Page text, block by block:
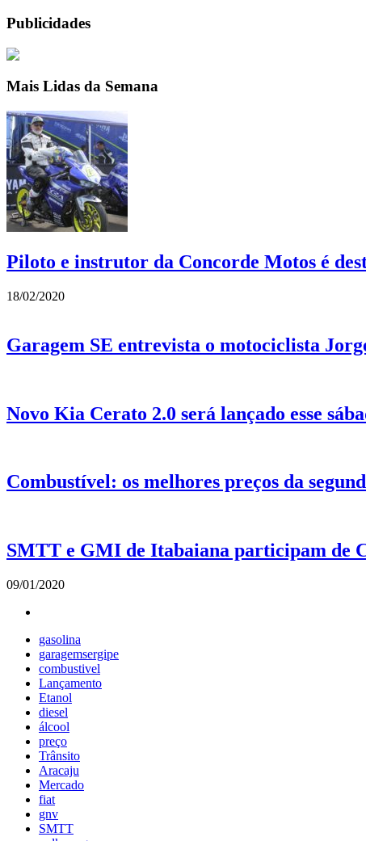
Publicidades
Mais Lidas da Semana
Piloto e instrutor da Concorde Motos é
18/02/2020
Garagem SE entrevista o motociclista
Novo Kia Cerato 2.0 será lançado esse
Combustível: os melhores preços da
SMTT e GMI de Itabaiana participam de
09/01/2020
gasolina
garagemsergipe
combustivel
Lançamento
Etanol
diesel
álcool
preço
Trânsito
Aracaju
Mercado
fiat
gnv
SMTT